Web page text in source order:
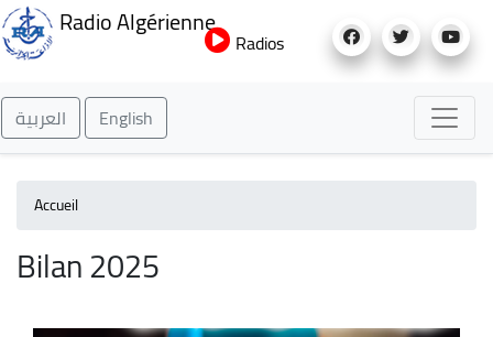
au
Radio Algérienne
Radios
العربية English
Accueil
Bilan 2025